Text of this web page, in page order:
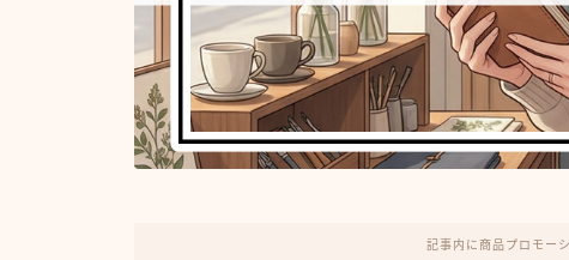
記事内に商品プロモー